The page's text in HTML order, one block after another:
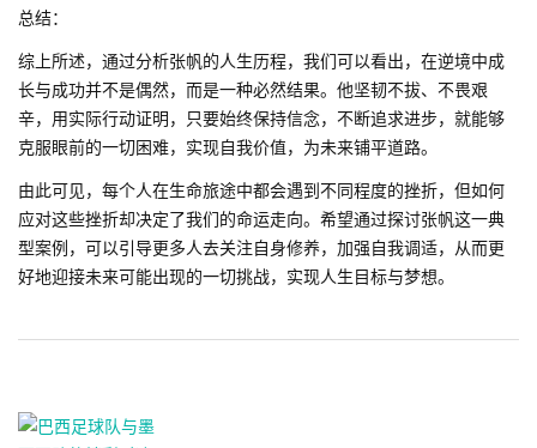
总结：
综上所述，通过分析张帆的人生历程，我们可以看出，在逆境中成
长与成功并不是偶然，而是一种必然结果。他坚韧不拔、不畏艰
辛，用实际行动证明，只要始终保持信念，不断追求进步，就能够
克服眼前的一切困难，实现自我价值，为未来铺平道路。
由此可见，每个人在生命旅途中都会遇到不同程度的挫折，但如何
应对这些挫折却决定了我们的命运走向。希望通过探讨张帆这一典
型案例，可以引导更多人去关注自身修养，加强自我调适，从而更
好地迎接未来可能出现的一切挑战，实现人生目标与梦想。